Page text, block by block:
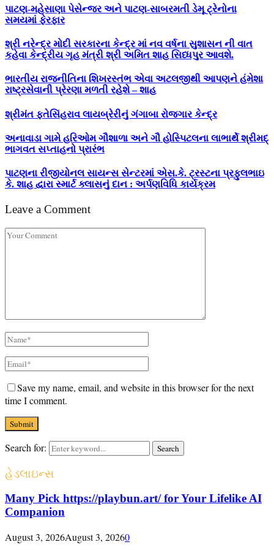
પાટણ-મહેસાણા પેસેન્જર અને પાટણ-સાબરમતી ડેમૂ ટ્રેનોના
સમયમાં ફેરફાર
શ્રી નરેન્દ્ર મોદી સરકારના કેન્દ્ર માં નવ વર્ષના સુશાસન ની વાત
કહેવા કેન્દ્રીય ગૃહ મંત્રી શ્રી અમિત શાહ સિધ્ધપુર આવશે.
ભારતીય રાજનીતિના શિખરસ્તંભ એવા અટલજીથી આપણને હંમેશા
રાષ્ટ્રસેવાની પ્રેરણા મળતી રહેશે – શાહ
શ્રીમંત ફતેસિંહરાવ લાયબ્રેરીનું ગંગાબા રોજગાર કેન્દ્ર
અનાવાડા ગામે હરિઓમ ગૌશાળા અને ગૌ હોસ્પિટલના લાભાર્થે શ્રીમદ્
ભાગવત સપ્તાહનો પ્રારંભ
પાટણના રીજીયોનલ સાયન્સ સેન્ટરમાં એસ.કે. ટ્રસ્ટના પ્રફુલભાઇ
કે. શાહ દ્વારા સ્માર્ટ ક્લાસનું દાન : અર્પણવિધિ કાર્યક્રમ
Leave a Comment
Save my name, email, and website in this browser for the next
time I comment.
Search for: Search
હેડલાઇન્સ
Many Pick https://playbun.art/ for Your Lifelike AI
Companion
August 3, 2026August 3, 20260